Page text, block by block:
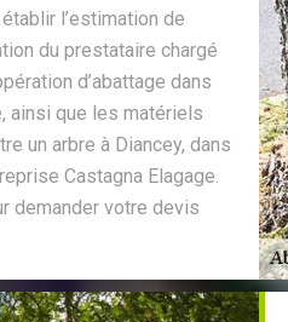
l’estimation de
du prestataire chargé
d’abattage dans
ainsi que les matériels
un arbre à Diancey, dans
Castagna Elagage.
demander votre devis